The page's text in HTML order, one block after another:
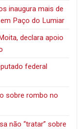
inaugura mais de
Paço do Lumiar
declara apoio
federal
sobre rombo no
não “tratar” sobre